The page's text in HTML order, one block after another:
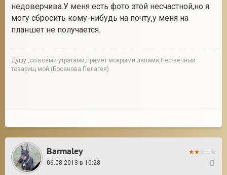
недоверчива.У меня есть фото этой несчастной,но я
могу сбросить кому-нибудь на почту,у меня на
планшет не получается.
Душу ,со всеми утратами,примет мокрыми лапами,Пес-вечный
товарищ мой.(Босанова.Пелагея)
Barmaley
06.08.2013 в 10:28